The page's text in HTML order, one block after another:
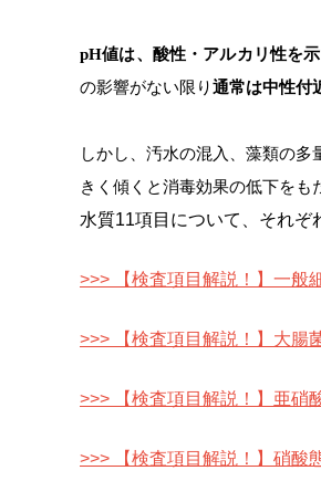
pH値は、酸性・アルカリ性を
の影響がない限り通常は中性付
しかし、汚水の混入、藻類の
きく傾くと消毒効果の低下をも
水質11項目について、それぞ
>>> 【検査項目解説！】一般
>>> 【検査項目解説！】大腸
>>> 【検査項目解説！】亜硝
>>> 【検査項目解説！】硝酸